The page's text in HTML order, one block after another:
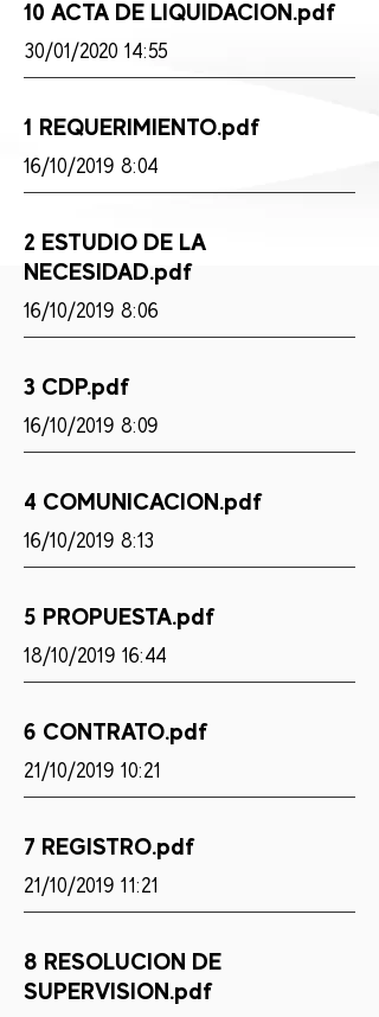
10 ACTA DE LIQUIDACION.pdf
30/01/2020 14:55
1 REQUERIMIENTO.pdf
16/10/2019 8:04
2 ESTUDIO DE LA
NECESIDAD.pdf
16/10/2019 8:06
3 CDP.pdf
16/10/2019 8:09
4 COMUNICACION.pdf
16/10/2019 8:13
5 PROPUESTA.pdf
18/10/2019 16:44
6 CONTRATO.pdf
21/10/2019 10:21
7 REGISTRO.pdf
21/10/2019 11:21
8 RESOLUCION DE
SUPERVISION.pdf